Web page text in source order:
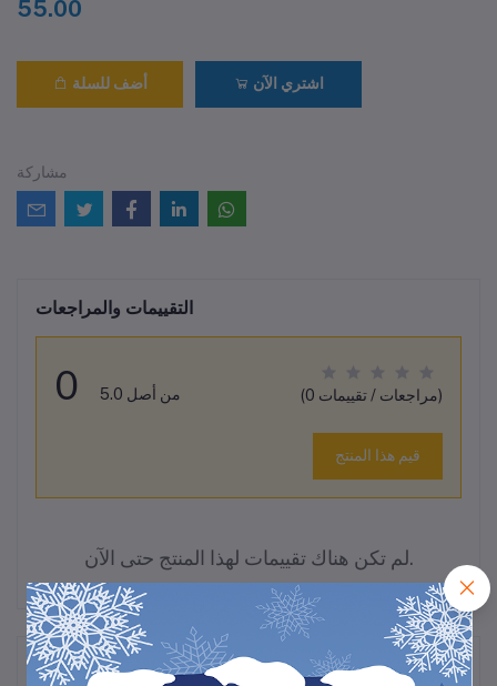
55.00
أضف للسلة اشتري الآن
مشاركة
التقييمات والمراجعات
0 من أصل 5.0 (0 مراجعات / تقييمات)
قيم هذا المنتج
لم تكن هناك تقييمات لهذا المنتج حتى الآن.
وصف